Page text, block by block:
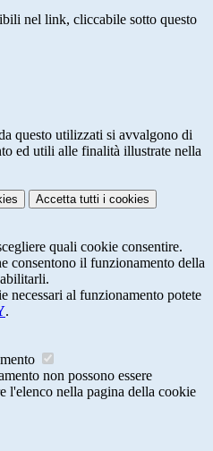
nel link, cliccabile sotto questo
questo utilizzati si avvalgono di
ed utili alle finalità illustrate nella
Accetta tutti i cookies
quali cookie consentire.
consentono il funzionamento della
necessari al funzionamento potete
.
non possono essere
l'elenco nella pagina della cookie